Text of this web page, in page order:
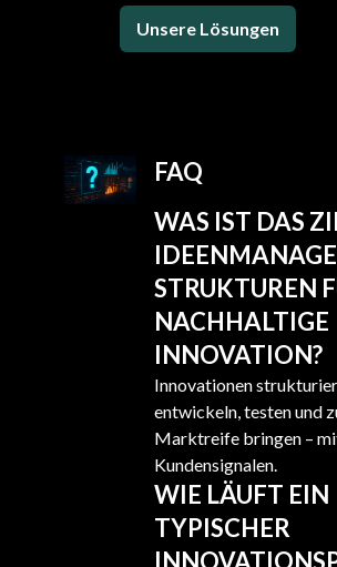
Unsere Lösungen
FAQ
WAS IST DAS
STRUKTUREN
NACHHALTIGE
INNOVATION?
Innovationen
entwickeln, testen und
Marktreife bringen –
Kundensignalen.
WIE LÄUFT EIN
TYPISCHER